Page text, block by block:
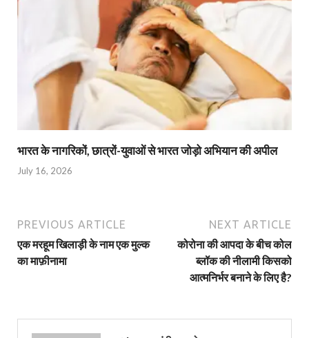
भारत के नागरिकों, छात्रों-युवाओं से भारत जोड़ो अभियान की अपील
July 16, 2026
PREVIOUS ARTICLE
एक मरहूम खिलाड़ी के नाम एक मुल्क
का माफ़ीनामा
NEXT ARTICLE
कोरोना की आपदा के बीच कोल
ब्लॉक की नीलामी किसको
आत्मनिर्भर बनाने के लिए है?